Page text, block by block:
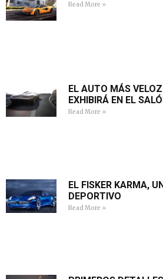
Read More »
EL AUTO MÁS
EXHIBIRÁ EN EL
Read More »
EL FISKER KARMA,
DEPORTIVO
Read More »